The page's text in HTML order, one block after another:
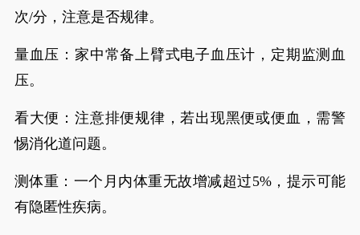
次/分，注意是否规律。
量血压：家中常备上臂式电子血压计，定期监测血
压。
看大便：注意排便规律，若出现黑便或便血，需警
惕消化道问题。
测体重：一个月内体重无故增减超过5%，提示可能
有隐匿性疾病。